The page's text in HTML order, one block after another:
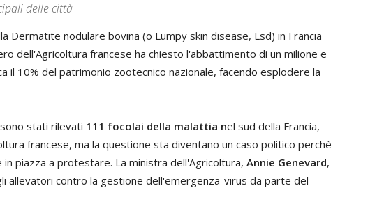
delle città
Dermatite nodulare bovina (o Lumpy skin disease, Lsd) in Francia
dell'Agricoltura francese ha chiesto l'abbattimento di un milione e
il 10% del patrimonio zootecnico nazionale, facendo esplodere la
stati rilevati 111 focolai della malattia nel sud della Francia,
francese, ma la questione sta diventano un caso politico perchè
piazza a protestare. La ministra dell'Agricoltura, Annie Genevard,
allevatori contro la gestione dell'emergenza-virus da parte del